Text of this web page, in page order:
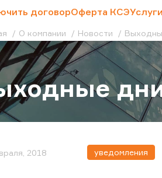
договорОферта КСЭУслуги
О компании Новости
2018 уведомления